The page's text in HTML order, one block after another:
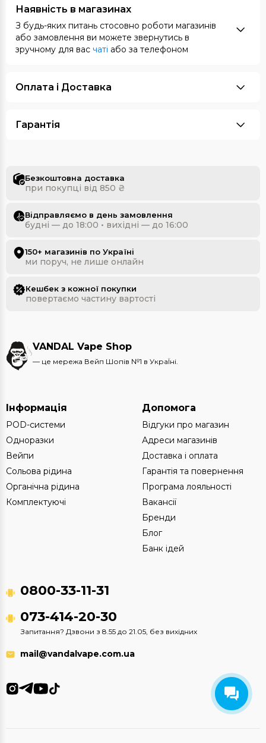
Наявність в магазинах
З будь-яких питань стосовно роботи магазинів
або замовлення ви можете звернутись в
зручному для вас чаті або за телефоном
Оплата i Доставка
Гарантія
Безкоштовна доставка
при покупці від 850 ₴
Відправляємо в день замовлення
будні — до 18:00 • вихідні — до 16:00
150+ магазинів по Україні
ми поруч, не лише онлайн
Кешбек з кожної покупки
повертаємо частину вартості
VANDAL Vape Shop
— це мережа Вейп Шопів №1 в УкраЇні.
Інформація
POD-системи
Одноразки
Вейпи
Сольова рідина
Органічна рідина
Комплектуючі
Допомога
Відгуки про магазин
Адреси магазинів
Доставка і оплата
Гарантія та повернення
Програма лояльності
Вакансії
Бренди
Блог
Банк ідей
0800-33-11-31
073-414-20-30
Запитання? Дзвони з 8.55 до 21.05, без вихідних
mail@vandalvape.com.ua